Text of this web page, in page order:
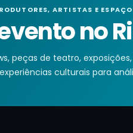
ARTISTAS E
no
peças de teatro,
experiências culturais para